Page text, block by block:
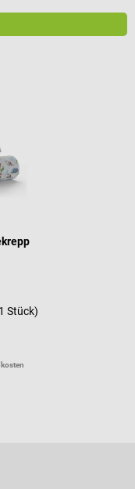
Stück)